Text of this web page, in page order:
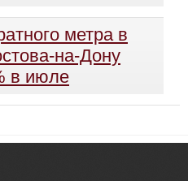
метра в
на-Дону
в июле